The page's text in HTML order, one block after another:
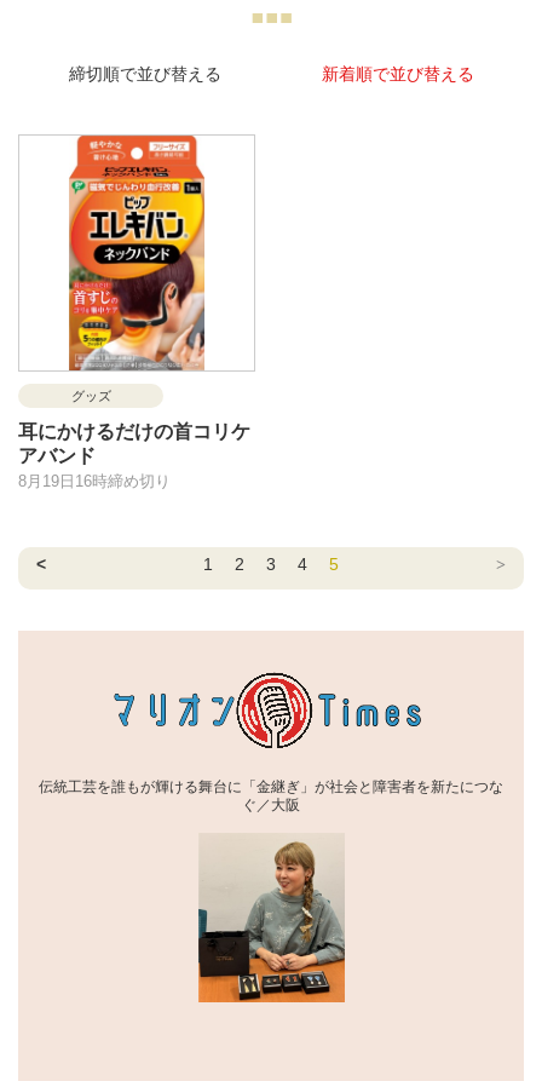
締切順で並び替える 新着順で並び替える
グッズ
耳にかけるだけの首コリケ
アバンド
8月19日16時締め切り
< 1 2 3 4 5 >
伝統工芸を誰もが輝ける舞台に「金継ぎ」が社会と障害者を新たにつな
ぐ／大阪